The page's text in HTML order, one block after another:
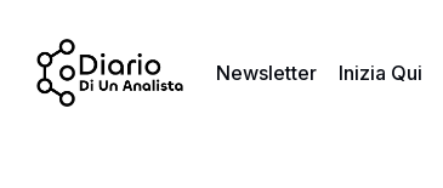
Newsletter Inizia Qui